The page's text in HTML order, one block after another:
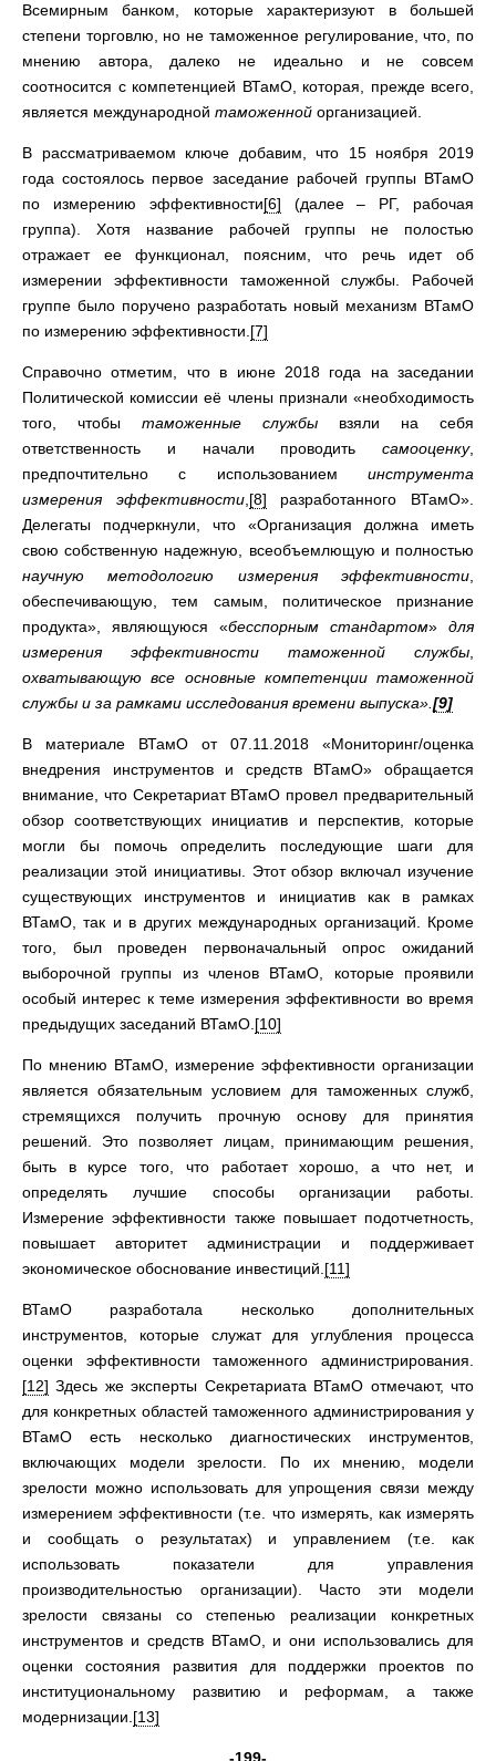
Всемирным банком, которые характеризуют в большей
степени торговлю, но не таможенное регулирование, что, по
мнению автора, далеко не идеально и не совсем
соотносится с компетенцией ВТамО, которая, прежде всего,
является международной таможенной организацией.
В рассматриваемом ключе добавим, что 15 ноября 2019
года состоялось первое заседание рабочей группы ВТамО
по измерению эффективности[6] (далее – РГ, рабочая
группа). Хотя название рабочей группы не полостью
отражает ее функционал, поясним, что речь идет об
измерении эффективности таможенной службы. Рабочей
группе было поручено разработать новый механизм ВТамО
по измерению эффективности. [7]
Справочно отметим, что в июне 2018 года на заседании
Политической комиссии её члены признали «необходимость
того, чтобы таможенные службы взяли на себя
ответственность и начали проводить самооценку,
предпочтительно с использованием инструмента
измерения эффективности, [8] разработанного ВТамО».
Делегаты подчеркнули, что «Организация должна иметь
свою собственную надежную, всеобъемлющую и полностью
научную методологию измерения эффективности
обеспечивающую, тем самым, политическое признание
продукта», являющуюся «бесспорным стандартом» для
измерения эффективности таможенной службы
охватывающую все основные компетенции таможенной
службы и за рамками исследования времени выпуска». [9]
В материале ВТамО от 07.11.2018 «Мониторинг/оценка
внедрения инструментов и средств ВТамО» обращается
внимание, что Секретариат ВТамО провел предварительный
обзор соответствующих инициатив и перспектив, которые
могли бы помочь определить последующие шаги для
реализации этой инициативы. Этот обзор включал изучение
существующих инструментов и инициатив как в рамках
ВТамО, так и в других международных организаций. Кроме
того, был проведен первоначальный опрос ожиданий
выборочной группы из членов ВТамО, которые проявили
особый интерес к теме измерения эффективности во время
предыдущих заседаний ВТамО. [10]
По мнению ВТамО, измерение эффективности организации
является обязательным условием для таможенных служб,
стремящихся получить прочную основу для принятия
решений. Это позволяет лицам, принимающим решения,
быть в курсе того, что работает хорошо, а что нет, и
определять лучшие способы организации работы.
Измерение эффективности также повышает подотчетность,
повышает авторитет администрации и поддерживает
экономическое обоснование инвестиций. [11]
ВТамО разработала несколько дополнительных
инструментов, которые служат для углубления процесса
оценки эффективности таможенного администрирования.
[12] Здесь же эксперты Секретариата ВТамО отмечают, что
для конкретных областей таможенного администрирования у
ВТамО есть несколько диагностических инструментов,
включающих модели зрелости. По их мнению, модели
зрелости можно использовать для упрощения связи между
измерением эффективности (т.е. что измерять, как измерять
и сообщать о результатах) и управлением (т.е. как
использовать показатели для управления
производительностью организации). Часто эти модели
зрелости связаны со степенью реализации конкретных
инструментов и средств ВТамО, и они использовались для
оценки состояния развития для поддержки проектов по
институциональному развитию и реформам, а также
модернизации. [13]